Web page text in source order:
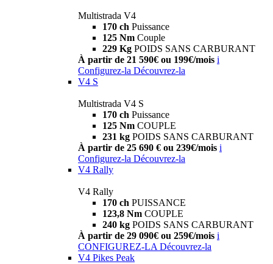
Multistrada V4
170 ch Puissance
125 Nm Couple
229 Kg POIDS SANS CARBURANT
À partir de 21 590€ ou 199€/mois i
Configurez-la Découvrez-la
V4 S
Multistrada V4 S
170 ch Puissance
125 Nm COUPLE
231 kg POIDS SANS CARBURANT
À partir de 25 690 € ou 239€/mois i
Configurez-la Découvrez-la
V4 Rally
V4 Rally
170 ch PUISSANCE
123,8 Nm COUPLE
240 kg POIDS SANS CARBURANT
À partir de 29 090€ ou 259€/mois i
CONFIGUREZ-LA Découvrez-la
V4 Pikes Peak